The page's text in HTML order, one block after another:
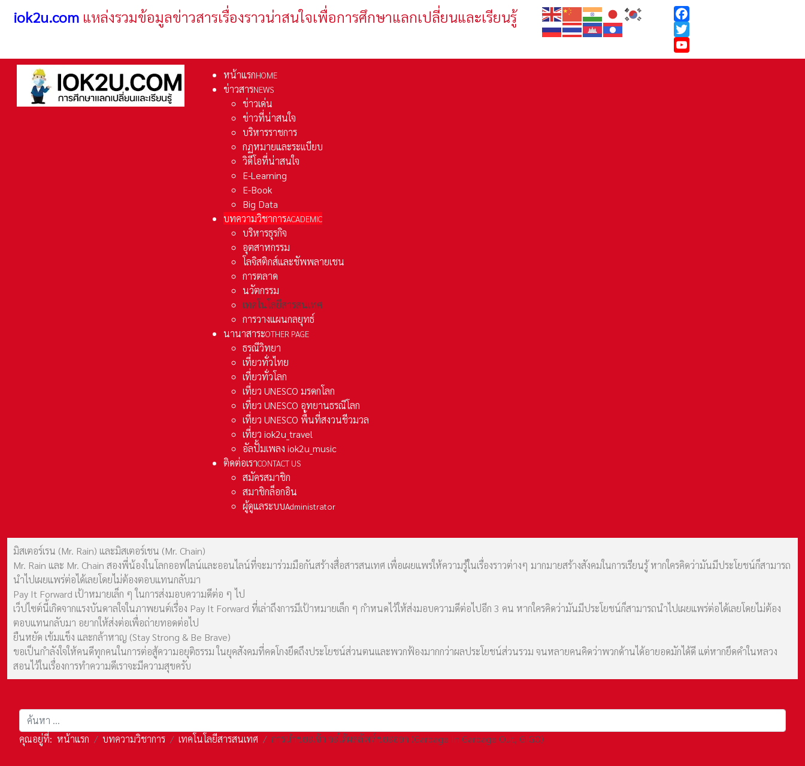
iok2u.com แหล่งรวมข้อมูลข่าวสารเรื่องราวน่าสนใจเพื่อการศึกษาแลกเปลี่ยนและเรียนรู้
Facebook
Twitter
YouTube
หน้าแรกHOME
ข่าวสารNEWS
ข่าวเด่น
ข่าวที่น่าสนใจ
บริหารราชการ
กฏหมายและระเเบียบ
วิดีโอที่น่าสนใจ
E-Learning
E-Book
Big Data
บทความวิชาการACADEMIC
บริหารธุรกิจ
อุตสาหกรรม
โลจิสติกส์และชัพพลายเชน
การตลาด
นวัตกรรม
เทคโนโลยีสารสนเทศ
การวางแผนกลยุทธ์
นานาสาระOTHER PAGE
ธรณีวิทยา
เที่ยวทั่วไทย
เที่ยวทั่วโลก
เที่ยว UNESCO มรดกโลก
เที่ยว UNESCO อุทยานธรณีโลก
เที่ยว UNESCO พื้นที่สงวนชีวมวล
เที่ยว iok2u_travel
อัลปั้มเพลง iok2u_music
ติดต่อเราCONTACT US
สมัครสมาชิก
สมาชิกล็อกอิน
ผู้ดูแลระบบAdministrator
มิสเตอร์เรน (Mr. Rain) และมิสเตอร์เชน (Mr. Chain)
Mr. Rain และ Mr. Chain สองพี่น้องในโลกออฟไลน์และออนไลน์ที่จะมาร่วมมือกันสร้างสื่อสารสนเทศ เพื่อเผยแพร่ให้ความรู้ในเรื่องราวต่างๆ มากมายสร้างสังคมในการเรียนรู้ หากใครคิดว่ามันมีประโยชน์ก็สามารถ
นำไปเผยแพร่ต่อได้เลยโดยไม่ต้องตอบแทนกลับมา
Pay It Forward เป้าหมายเล็ก ๆ ในการส่งมอบความดีต่อ ๆ ไป
เว็ปไซต์นี้เกิดจากแรงบันดาลใจในภาพยนต์เรื่อง Pay It Forward ที่เล่าถึงการมีเป้าหมายเล็ก ๆ กำหนดไว้ให้ส่งมอบความดีต่อไปอีก 3 คน หากใครคิดว่ามันมีประโยชน์ก็สามารถนำไปเผยแพร่ต่อได้เลยโดยไม่ต้อง
ตอบแทนกลับมา อยากให้ส่งต่อเพื่อถ่ายทอดต่อไป
ยืนหยัด เข้มแข็ง และกล้าหาญ (Stay Strong & Be Brave)
ขอเป็นกำลังใจให้คนดีทุกคนในการต่อสู้ความอยุติธรรม ในยุคสังคมที่คดโกงยึดถึงประโยชน์ส่วนตนและพวกฟ้องมากกว่าผลประโยชน์ส่วนรวม จนหลายคนคิดว่าพวกด้านได้อายอดมักได้ดี แต่หากยึดคำในหลวง
สอนไว้ในเรื่องการทำความดีเราจะมีความสุขครับ
การค้นหา
คุณอยู่ที่: หน้าแรก บทความวิชาการ เทคโนโลยีสารสนเทศ การนำขยะเข้า จะได้ผลลัพท์ขยะออก (Garbage In Garbage Out, GIGO)